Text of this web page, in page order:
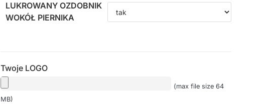
LUKROWANY OZDOBNIK
WOKÓŁ PIERNIKA
Twoje LOGO
(max file size 64
MB)